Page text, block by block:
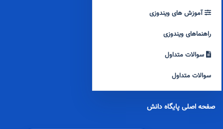
آموزش های ویندوزی
راهنماهای ویندوزی
سوالات متداول
سوالات متداول
صفحه اصلی پایگاه دانش